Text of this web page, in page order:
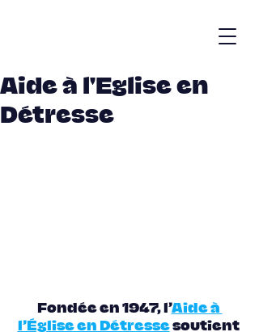
Aide à l'Eglise en
Détresse
Fondée en 1947, l’Aide à
l’Église en Détresse soutient